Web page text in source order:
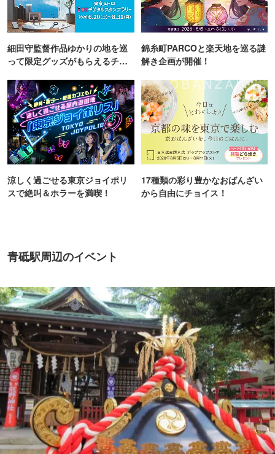
細田守監督作品ゆかりの地を巡
って限定グッズがもらえるチャ
錦糸町PARCOと楽天地を巡る謎
解き企画が開催！
涼しく過ごせる東京ジョイポリ
スで絶叫＆ホラーを満喫！
17種類の彩り豊かなおばんざい
から自由にチョイス！
青砥駅周辺のイベント